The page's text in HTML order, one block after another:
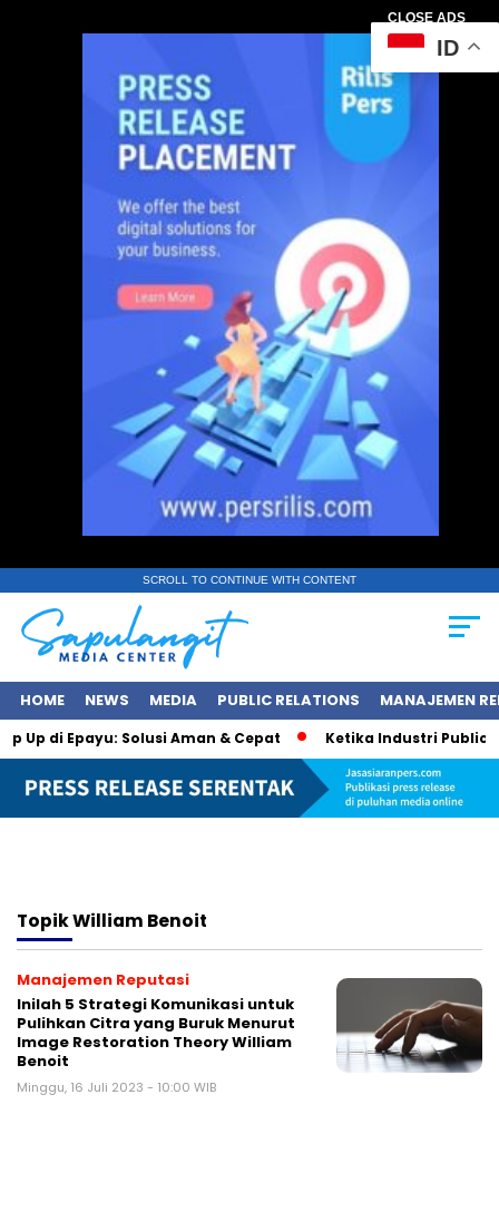
CLOSE ADS
SCROLL TO CONTINUE WITH CONTENT
HOME NEWS MEDIA PUBLIC RELATIONS MANAJEMEN
di Epayu: Solusi Aman & Cepat Ketika Industri Public
TopikWilliam Benoit
Manajemen Reputasi
Inilah 5 Strategi Komunikasi untuk
Pulihkan Citra yang Buruk Menurut
Image Restoration Theory William
Benoit
Minggu, 16 Juli 2023 - 10:00 WIB
ID